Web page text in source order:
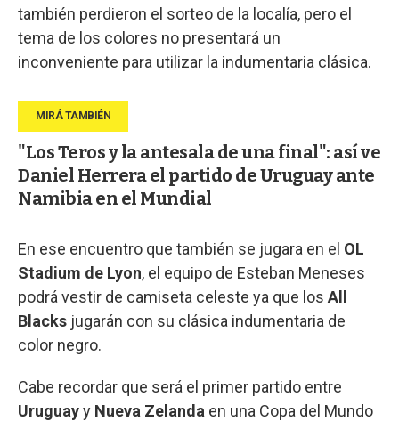
también perdieron el sorteo de la localía, pero el
tema de los colores no presentará un
inconveniente para utilizar la indumentaria clásica.
"Los Teros y la antesala de una final": así ve
Daniel Herrera el partido de Uruguay ante
Namibia en el Mundial
En ese encuentro que también se jugara en el OL
Stadium de Lyon, el equipo de Esteban Meneses
podrá vestir de camiseta celeste ya que los All
Blacks jugarán con su clásica indumentaria de
color negro.
Cabe recordar que será el primer partido entre
Uruguayy Nueva Zelanda en una Copa del Mundo